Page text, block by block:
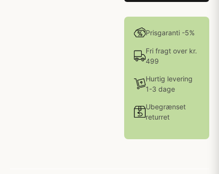
Prisgaranti -5%
Fri fragt over kr.
499
Hurtig levering
1-3 dage
Ubegrænset
returret